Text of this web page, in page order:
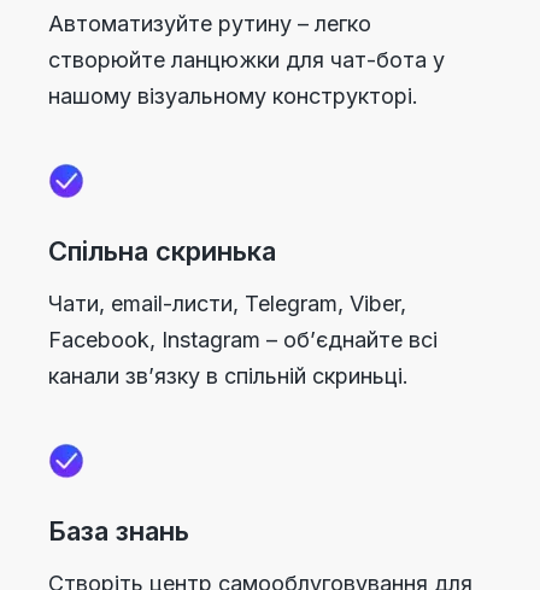
Автоматизуйте рутину – легко
створюйте ланцюжки для чат-бота у
нашому візуальному конструкторі.
Спільна скринька
Чати, email-листи, Telegram, Viber,
Facebook, Instagram – об’єднайте всі
канали зв’язку в спільній скриньці.
База знань
Створіть центр самооблуговування для